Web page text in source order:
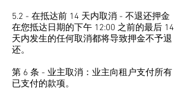
5.2 - 在抵达前 14 天内取消 - 不退还押金
在您抵达日期的下午 12:00 之前的最后 14
天内发生的任何取消都将导致押金不予退
还。
第 6 条 - 业主取消：业主向租户支付所有
已支付的款项。